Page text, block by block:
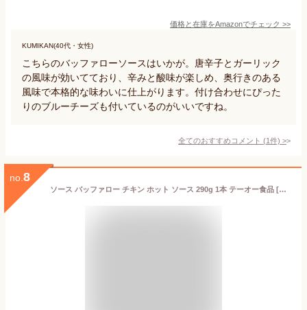
価格と在庫をAmazonでチェック >>
KUMIKAN(40代・女性)
こちらのバッファローソースはいかが。唐辛子とガーリック
の風味が効いてており、辛みと酸味が楽しめ、奥行きのある
風味で本格的な味わいに仕上がります。付け合わせにぴった
りのブルーチーズも付いているのがいいですね。
全てのおすすめコメント (1件) >
no. 8
ソース バッファロー チキン ホット ソース 290g 1本 テーオー食品 [ギフト プレゼント 手羽先 唐揚げ からあげ ニューヨーク発祥]